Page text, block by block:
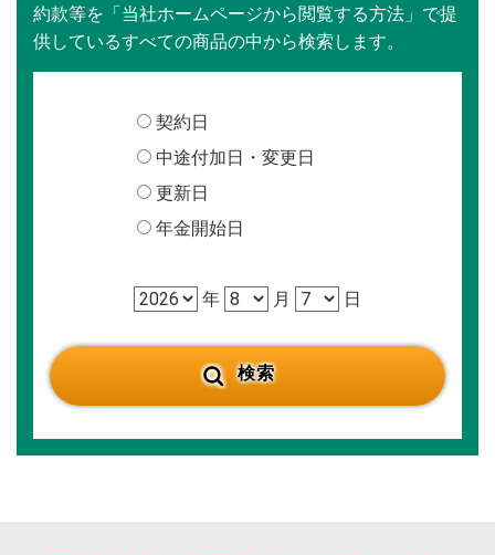
約款等を「当社ホームページから閲覧する方法」で提
供しているすべての商品の中から検索します。
契約日
中途付加日・変更日
更新日
年金開始日
年 月 日
検索